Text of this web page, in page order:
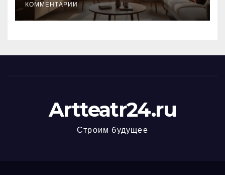
КОММЕНТАРИИ
Artteatr24.ru
Строим будущее